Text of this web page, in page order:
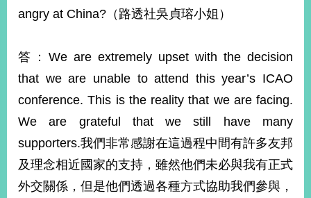
angry at China?（路透社吳貞瑢小姐）
答：We are extremely upset with the decision
that we are unable to attend this year’s ICAO
conference. This is the reality that we are facing.
We are grateful that we still have many
supporters.我們非常感謝在這過程中間有許多友邦
及理念相近國家的支持，雖然他們未必與我有正式
外交關係，但是他們透過各種方式協助我們參與，